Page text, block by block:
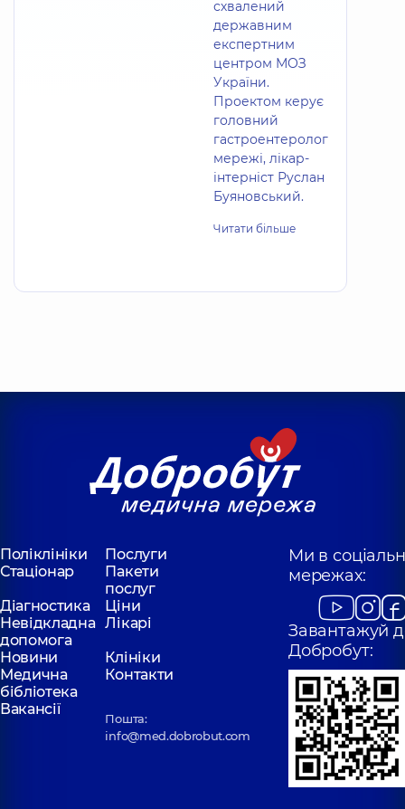
схвалений
державним
експертним
центром МОЗ
України.
Проектом керує
головний
гастроентеролог
мережі, лікар-
інтерніст Руслан
Буяновський.
Читати більше
Поліклініки
Послуги
Стаціонар
Пакети
послуг
Діагностика
Ціни
Невідкладна
допомога
Лікарі
Новини
Клініки
Медична
бібліотека
Контакти
Вакансії
Пошта:
info@med.dobrobut.com
Ми в
мережах:
Завантажуй
Добробут: